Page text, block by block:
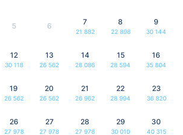
5 6 7
21 882
8
22 898
9
30 144
12
30 118
13
26 562
14
28 086
15
28 594
16
35 804
19
26 562
20
26 562
21
26 962
22
28 994
23
36 820
26
27 978
27
27 978
28
27 978
29
30 010
30
40 315